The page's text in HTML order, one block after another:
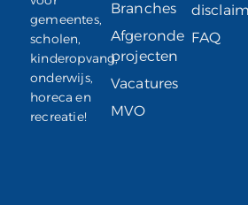
gemeentes,
scholen,
kinderopvang,
onderwijs,
horeca en
recreatie!
Branches
Afgeronde
projecten
Vacatures
MVO
FAQ